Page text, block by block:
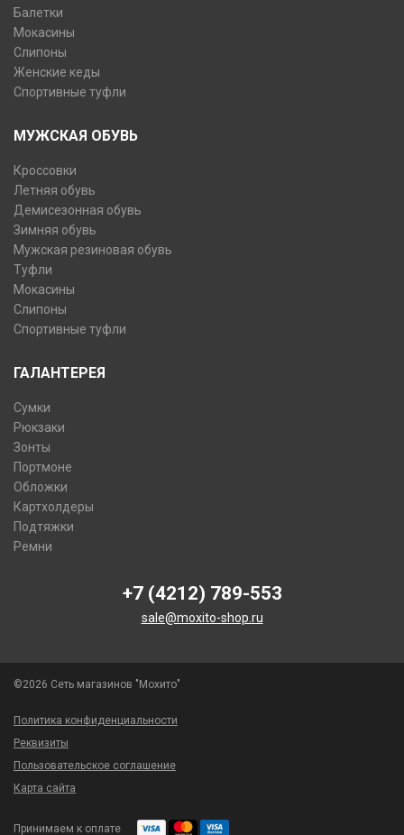
Балетки
Мокасины
Слипоны
Женские кеды
Спортивные туфли
МУЖСКАЯ ОБУВЬ
Кроссовки
Летняя обувь
Демисезонная обувь
Зимняя обувь
Мужская резиновая обувь
Туфли
Мокасины
Слипоны
Спортивные туфли
ГАЛАНТЕРЕЯ
Сумки
Рюкзаки
Зонты
Портмоне
Обложки
Картхолдеры
Подтяжки
Ремни
+7 (4212) 789-553
sale@moxito-shop.ru
©2026 Сеть магазинов "Мохито"
Политика конфиденциальности
Реквизиты
Пользовательское соглашение
Карта сайта
Принимаем к оплате